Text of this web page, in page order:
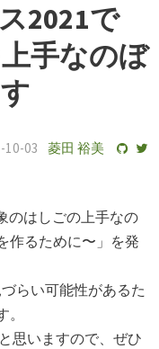
2021で
手なのぼ
03
菱田 裕美
のはしごの上手なの
作るために〜」を発
らい可能性があるた
思いますので、ぜひ